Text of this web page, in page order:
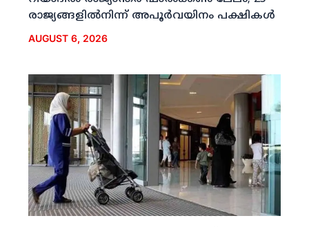
രാജ്യങ്ങളില്‍നിന്ന് അപൂര്‍വയിനം പക്ഷികള്‍
AUGUST 6, 2026